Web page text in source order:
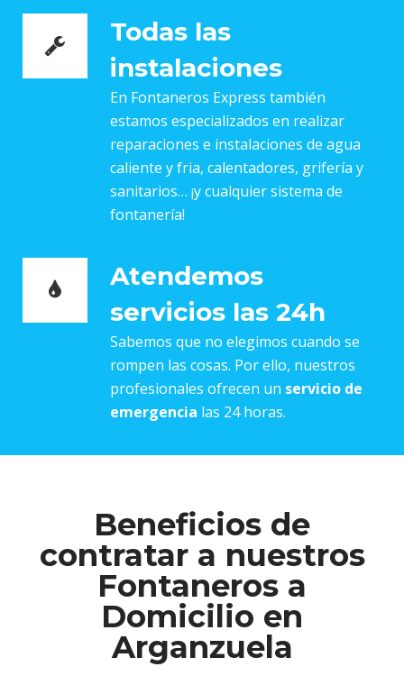
Todas las
instalaciones
En Fontaneros Express también
estamos especializados en realizar
reparaciones e instalaciones de agua
caliente y fria, calentadores, grifería y
sanitarios… ¡y cualquier sistema de
fontanería!
Atendemos
servicios las 24h
Sabemos que no elegimos cuando se
rompen las cosas. Por ello, nuestros
profesionales ofrecen un servicio de
emergencia las 24 horas.
Beneficios de
contratar a nuestros
Fontaneros a
Domicilio en
Arganzuela